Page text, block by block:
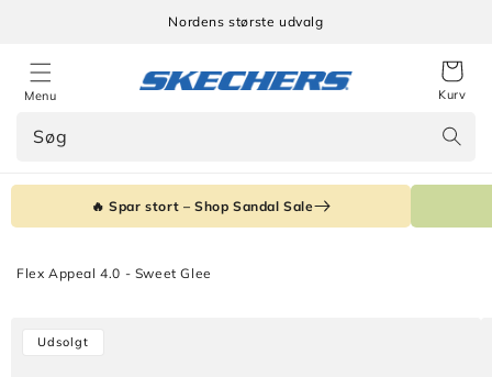
Nordens største udvalg
Menu
Søg
Kurv
🔥 Spar stort – Shop Sandal Sale
Flex Appeal 4.0 - Sweet Glee
Udsolgt